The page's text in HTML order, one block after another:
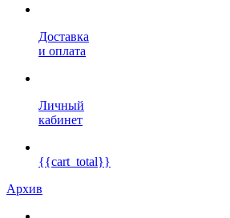
Доставка
и оплата
Личный
кабинет
{{cart_total}}
Архив